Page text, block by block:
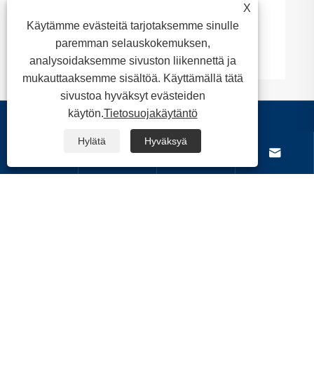
 
X
Käytämme evästeitä tarjotaksemme sinulle
paremman selauskokemuksen,
analysoidaksemme sivuston liikennettä ja
mukauttaaksemme sisältöä. Käyttämällä tätä
sivustoa hyväksyt evästeiden
käytön.Tietosuojakäytäntö
Hylätä Hyväksyä